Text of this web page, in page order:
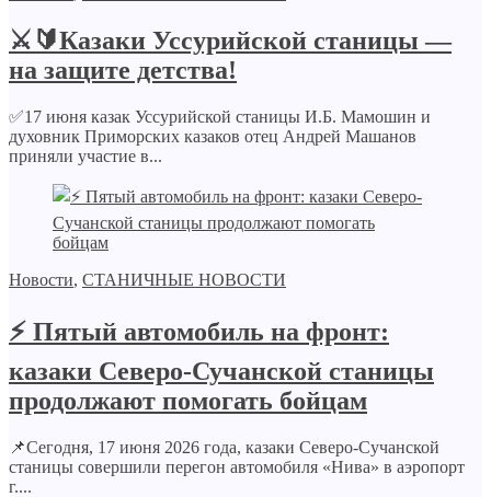
⚔️🔰Казаки Уссурийской станицы —
на защите детства!
✅17 июня казак Уссурийской станицы И.Б. Мамошин и
духовник Приморских казаков отец Андрей Машанов
приняли участие в...
Новости, СТАНИЧНЫЕ НОВОСТИ
⚡️ Пятый автомобиль на фронт:
казаки Северо-Сучанской станицы
продолжают помогать бойцам
📌Сегодня, 17 июня 2026 года, казаки Северо-Сучанской
станицы совершили перегон автомобиля «Нива» в аэропорт
г....